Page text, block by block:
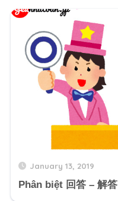
January 13, 2019
Phân biệt 回答 – 解答